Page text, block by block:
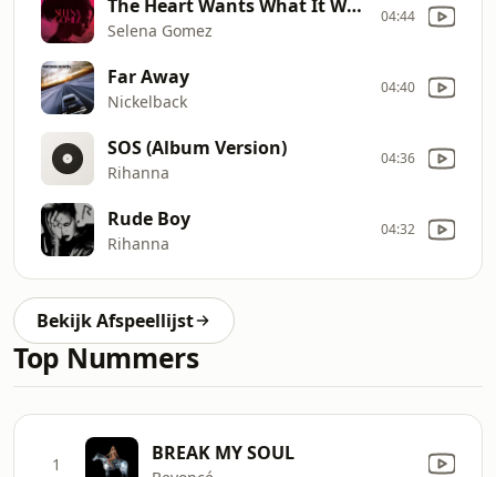
The Heart Wants What It Wants
Selena Gomez
04:44
Far Away
Nickelback
04:40
SOS (Album Version)
Rihanna
04:36
Rude Boy
Rihanna
04:32
Bekijk Afspeellijst
Top Nummers
1 BREAK MY SOUL